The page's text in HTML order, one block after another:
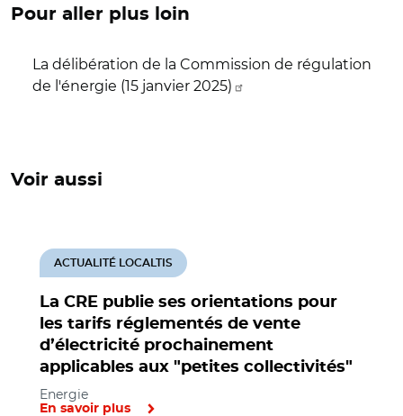
Pour aller plus loin
La délibération de la Commission de régulation
de l'énergie (15 janvier 2025)
Voir aussi
La CRE publie ses orientations pour
les tarifs réglementés de vente
d’électricité prochainement
applicables aux "petites collectivités"
ACTUALITÉ LOCALTIS
Energie
En savoir plus